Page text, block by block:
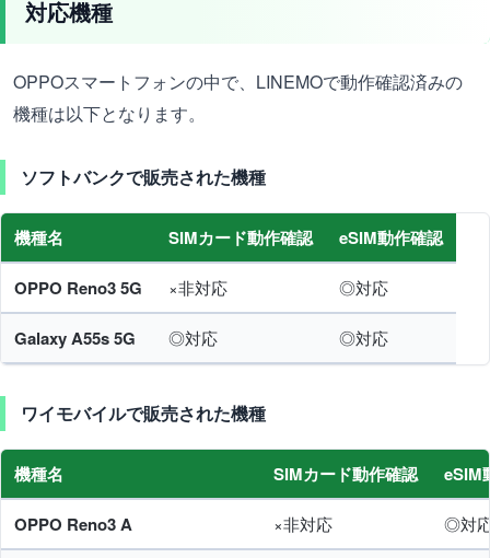
対応機種
OPPOスマートフォンの中で、LINEMOで動作確認済みの
機種は以下となります。
ソフトバンクで販売された機種
機種名 SIMカード動作確認 eSIM動作確認
OPPO Reno3 5G ×非対応 ◎対応
Galaxy A55s 5G ◎対応 ◎対応
ワイモバイルで販売された機種
機種名 SIMカード動作確認 eSIM
OPPO Reno3 A ×非対応 ◎対